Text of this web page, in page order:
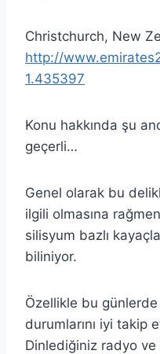
Christchurch, New
http://
1.435397
Konu hakkında şu
geçerli…
Genel olarak bu
ilgili olmasına
silisyum bazlı
biliniyor.
Özellikle bu
durumlarını iyi takip
Dinlediğiniz radyo